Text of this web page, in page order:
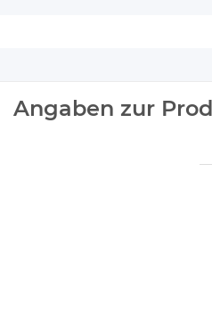
Angaben zur